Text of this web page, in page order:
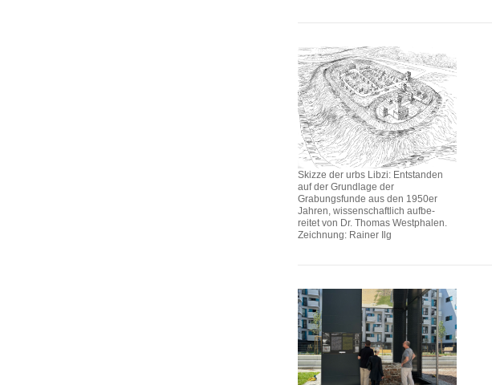
Skizze der urbs Libzi: Entstanden
auf der Grundlage der
Grabungsfunde aus den 1950er
Jahren, wissenschaftlich aufbe-
reitet von Dr. Thomas Westphalen.
Zeichnung: Rainer Ilg